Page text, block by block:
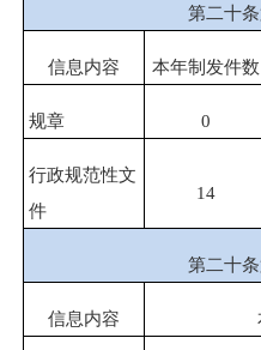
第二十
信息内容 本年制发件数
规章 0
行政规范性文
件
14
第二十
信息内容